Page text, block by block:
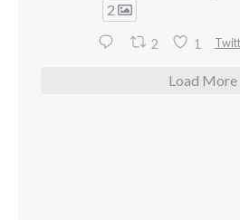
2
2 1
Load More